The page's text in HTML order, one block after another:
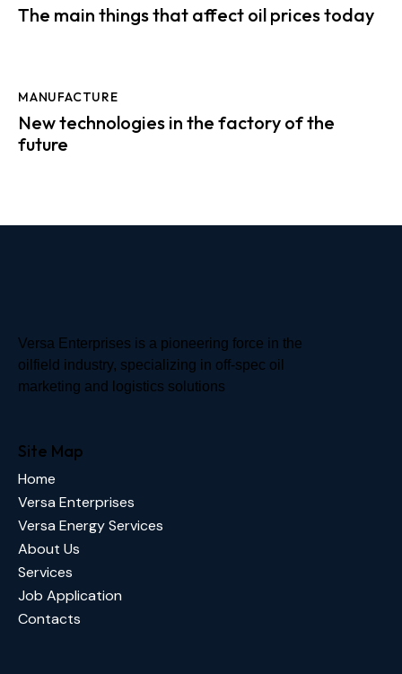
The main things that affect oil prices today
MANUFACTURE
New technologies in the factory of the
future
Versa Enterprises is a pioneering force in the
oilfield industry, specializing in off-spec oil
marketing and logistics solutions
Site Map
Home
Versa Enterprises
Versa Energy Services
About Us
Services
Job Application
Contacts